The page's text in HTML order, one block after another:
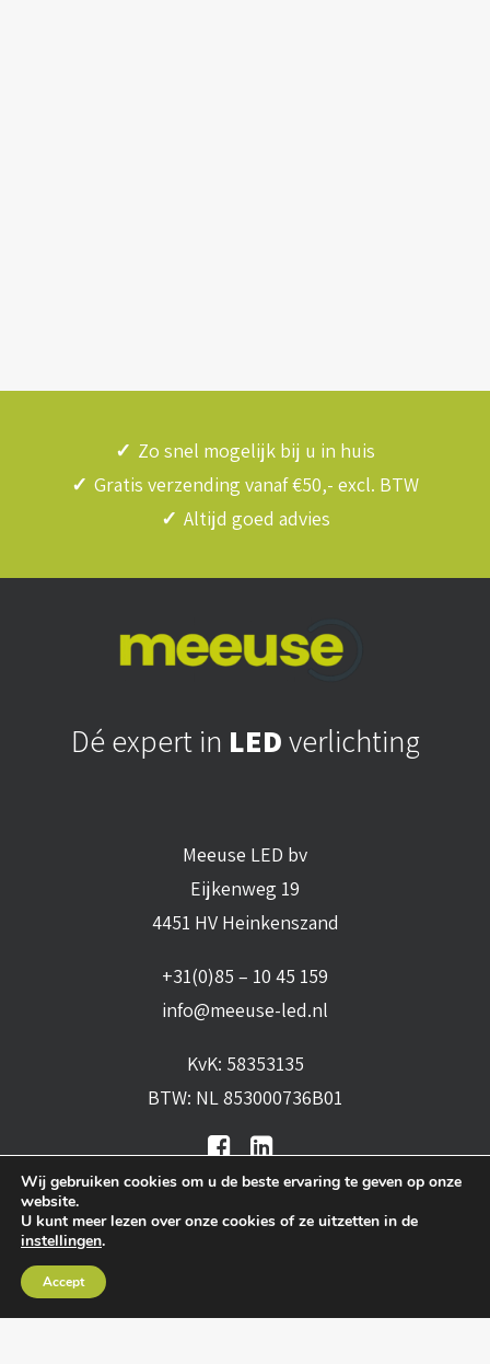
✓ Zo snel mogelijk bij u in huis
✓ Gratis verzending vanaf €50,- excl. BTW
✓ Altijd goed advies
Dé expert in LEDverlichting
Meeuse LED bv
Eijkenweg 19
4451 HV Heinkenszand
+31(0)85 – 10 45 159
info@meeuse-led.nl
KvK: 58353135
BTW: NL 853000736B01
leveringsvoorwaarden
Wij gebruiken cookies om u de beste ervaring te geven op onze
website.
U kunt meer lezen over onze cookies of ze uitzetten in de
instellingen.
Accept